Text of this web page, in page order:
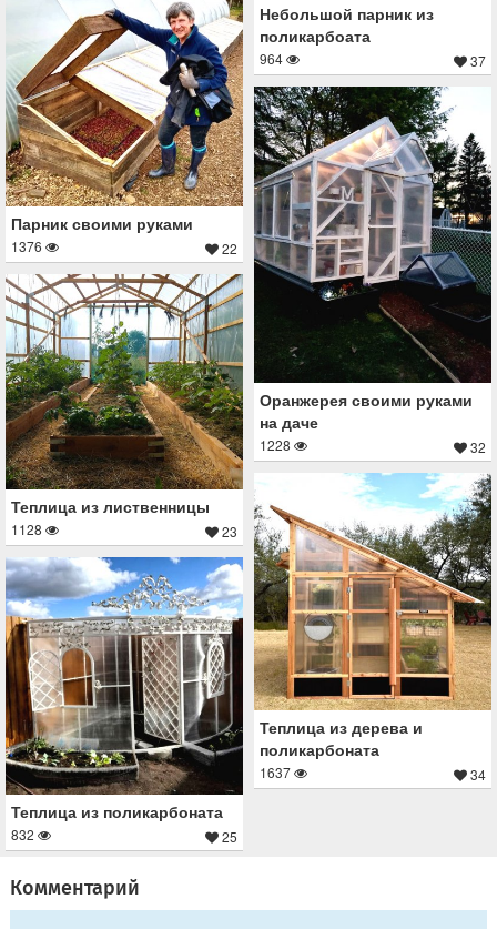
Небольшой парник из
поликарбоата
964 37
Парник своими руками
1376 22
Оранжерея своими руками
на даче
1228 32
Теплица из лиственницы
1128 23
Теплица из дерева и
поликарбоната
1637 34
Теплица из поликарбоната
832 25
Комментарий